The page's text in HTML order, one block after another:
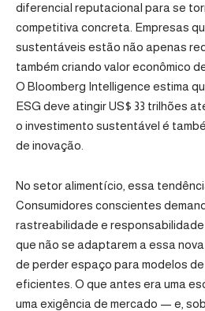
diferencial reputacional para se
competitiva concreta. Empresas
sustentáveis estão não apenas
também criando valor econômico
O Bloomberg Intelligence estima
ESG deve atingir US$ 33 trilhões
o investimento sustentável é
de inovação.
No setor alimentício, essa
Consumidores conscientes
rastreabilidade e
que não se adaptarem a essa
de perder espaço para modelos
eficientes. O que antes era uma
uma exigência de mercado — e,